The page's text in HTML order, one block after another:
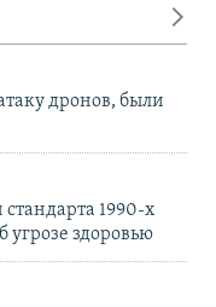
дронов, были
1990-х
угрозе здоровью